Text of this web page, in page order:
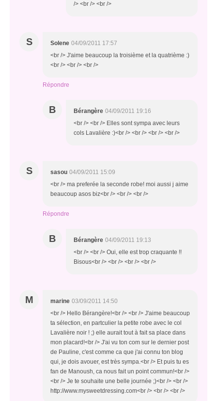
/> <br /> <br />
S Solene 04/09/2011 17:57
<br /> J'aime beaucoup la troisième et la quatrième :)
<br /> <br /> <br />
Répondre
B Bérangère 04/09/2011 19:16
<br /> <br /> Elles sont sympa avec leurs
cols Lavalière :)<br /> <br /> <br /> <br />
S sasou 04/09/2011 15:09
<br /> ma preferée la seconde robe! moi aussi j aime
beaucoup asos biz<br /> <br /> <br />
Répondre
B Bérangère 04/09/2011 19:13
<br /> <br /> Oui, elle est trop craquante !!
Bisous<br /> <br /> <br /> <br />
M marine 03/09/2011 14:50
<br /> Hello Bérangère!<br /> <br /> J'aime beaucoup
ta sélection, en partculier la petite robe avec le col
Lavalière noir ! ;) elle aurait tout à fait sa place dans
mon placard!<br /> J'ai vu ton com sur le dernier post
de Pauline, c'est comme ca que j'ai connu ton blog
qui, je dois avouer, est très sympa.<br /> Et puis tu es
fan de Manoush, ca nous fait un point commun!<br />
<br /> Je te souhaite une belle journée ;)<br /> <br />
http://www.mysweetdressing.com<br /> <br /> <br />